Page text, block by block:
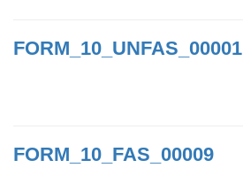
FORM_10_UNFAS_00001
FORM_10_FAS_00009